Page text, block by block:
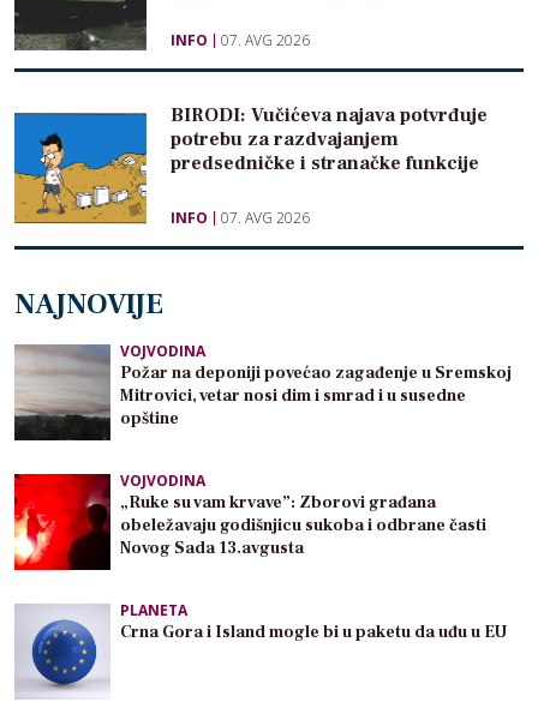
INFO 07. AVG 2026
BIRODI: Vučićeva najava potvrđuje
potrebu za razdvajanjem
predsedničke i stranačke funkcije
INFO 07. AVG 2026
NAJNOVIJE
VOJVODINA
Požar na deponiji povećao zagađenje u Sremskoj
Mitrovici, vetar nosi dim i smrad i u susedne
opštine
VOJVODINA
„Ruke su vam krvave”: Zborovi građana
obeležavaju godišnjicu sukoba i odbrane časti
Novog Sada 13.avgusta
PLANETA
Crna Gora i Island mogle bi u paketu da uđu u EU